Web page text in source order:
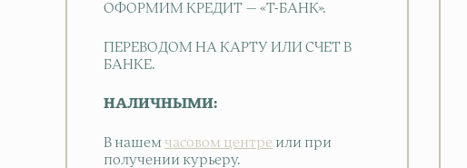
ОФОРМИМ КРЕДИТ — «Т-БАНК».
ПЕРЕВОДОМ НА КАРТУ ИЛИ СЧЕТ В
БАНКЕ.
НАЛИЧНЫМИ:
В нашем часовом центре или при
получении курьеру.